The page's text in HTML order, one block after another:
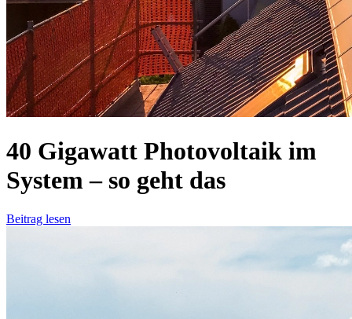
40 Gigawatt Photovoltaik im
System – so geht das
Beitrag lesen